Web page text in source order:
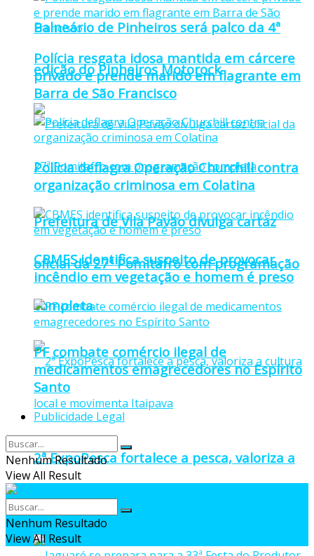
Balneário de Pinheiros será palco da 4ª
edição do Pinheiros Motorock
Prefeitura de Vila Pavão divulga cartaz
oficial da 27ª Pomitafro com programação
completa
2ª ExpoPesca fortalece a pesca, valoriza a
cultura local e movimenta Itaipava
Polícia resgata idosa mantida em cárcere
privado e prende marido em flagrante em
Barra de São Francisco
Polícia deflagra Operação Churchill contra
organização criminosa em Colatina
CBMES identifica suspeito de provocar
incêndio em vegetação e homem é preso
PF combate comércio ilegal de
medicamentos emagrecedores no Espírito
Santo
Publicidade Legal
Nenhum Resultado
View All Result
Nenhum Resultado
View All Result